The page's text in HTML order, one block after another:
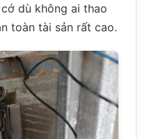
dù không ai thao
toàn tài sản rất cao.